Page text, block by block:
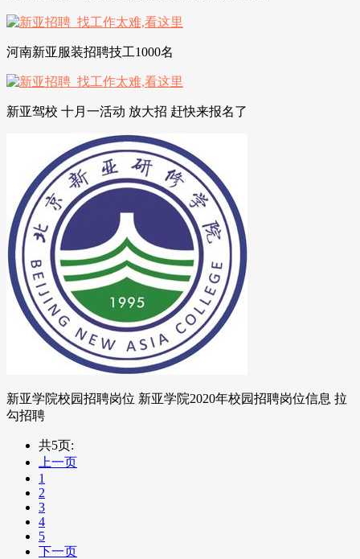
河南新亚服装招聘技工1000名
新亚驾校 十月一活动 放大招 赶快来报名了
新亚学院校园招聘岗位 新亚学院2020年校园招聘岗位信息 拉
勾招聘
共5页:
上一页
1
2
3
4
5
下一页